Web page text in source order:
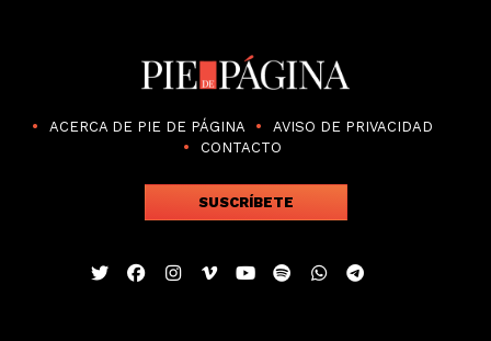
ACERCA DE PIE DE PÁGINA
AVISO DE PRIVACIDAD
CONTACTO
SUSCRÍBETE